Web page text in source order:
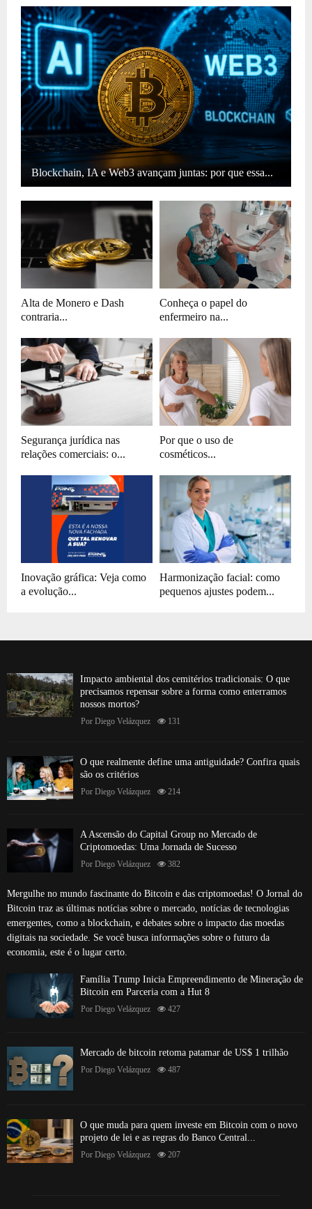
Blockchain, IA e Web3 avançam juntas: por que essa...
Alta de Monero e Dash
contraria...
Conheça o papel do
enfermeiro na...
Segurança jurídica nas
relações comerciais: o...
Por que o uso de
cosméticos...
Inovação gráfica: Veja como
a evolução...
Harmonização facial: como
pequenos ajustes podem...
Impacto ambiental dos cemitérios tradicionais: O que
precisamos repensar sobre a forma como enterramos
nossos mortos?
Por Diego Velázquez 131
O que realmente define uma antiguidade? Confira quais
são os critérios
Por Diego Velázquez 214
A Ascensão do Capital Group no Mercado de
Criptomoedas: Uma Jornada de Sucesso
Por Diego Velázquez 382
Mergulhe no mundo fascinante do Bitcoin e das criptomoedas! O Jornal do
Bitcoin traz as últimas notícias sobre o mercado, notícias de tecnologias
emergentes, como a blockchain, e debates sobre o impacto das moedas
digitais na sociedade. Se você busca informações sobre o futuro da
economia, este é o lugar certo.
Família Trump Inicia Empreendimento de Mineração de
Bitcoin em Parceria com a Hut 8
Por Diego Velázquez 427
Mercado de bitcoin retoma patamar de US$ 1 trilhão
Por Diego Velázquez 487
O que muda para quem investe em Bitcoin com o novo
projeto de lei e as regras do Banco Central...
Por Diego Velázquez 207